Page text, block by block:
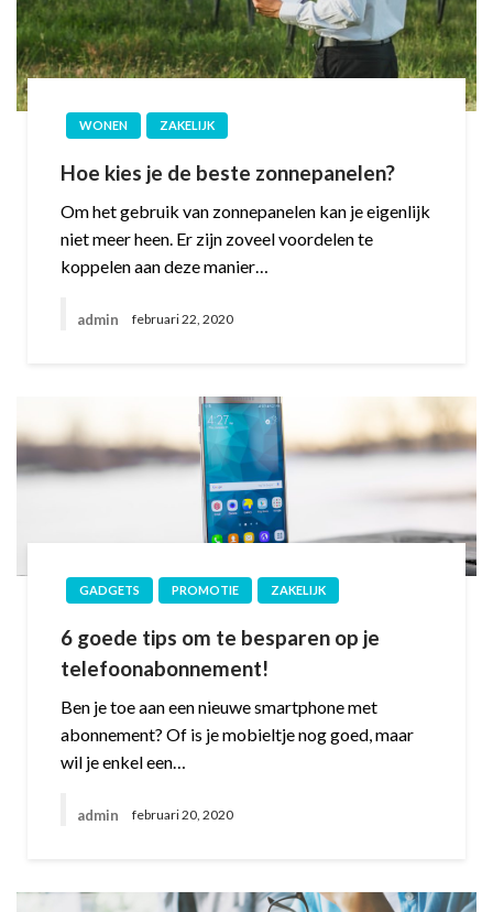
WONEN ZAKELIJK
Hoe kies je de beste zonnepanelen?
Om het gebruik van zonnepanelen kan je eigenlijk
niet meer heen. Er zijn zoveel voordelen te
koppelen aan deze manier…
admin februari 22, 2020
GADGETS PROMOTIE ZAKELIJK
6 goede tips om te besparen op je
telefoonabonnement!
Ben je toe aan een nieuwe smartphone met
abonnement? Of is je mobieltje nog goed, maar
wil je enkel een…
admin februari 20, 2020